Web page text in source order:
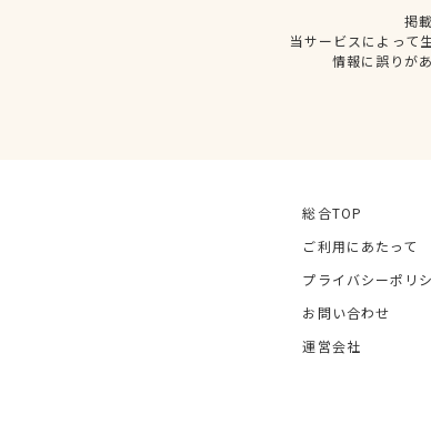
掲
当サービスによって
情報に誤りが
総合TOP
ご利用にあたって
プライバシーポリ
お問い合わせ
運営会社